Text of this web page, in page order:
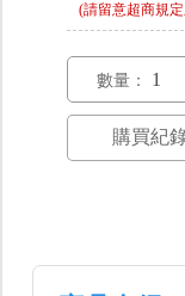
(請留意超商規
數量：